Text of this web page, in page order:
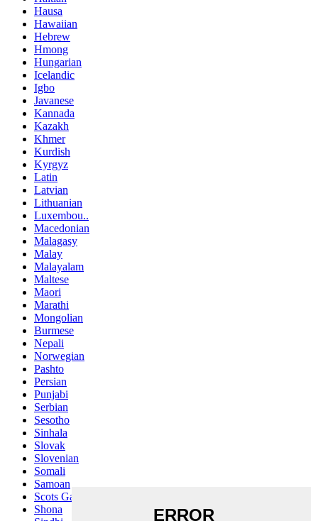
Hausa
Hawaiian
Hebrew
Hmong
Hungarian
Icelandic
Igbo
Javanese
Kannada
Kazakh
Khmer
Kurdish
Kyrgyz
Latin
Latvian
Lithuanian
Luxembou..
Macedonian
Malagasy
Malay
Malayalam
Maltese
Maori
Marathi
Mongolian
Burmese
Nepali
Norwegian
Pashto
Persian
Punjabi
Serbian
Sesotho
Sinhala
Slovak
Slovenian
Somali
Samoan
Scots Gaelic
Shona